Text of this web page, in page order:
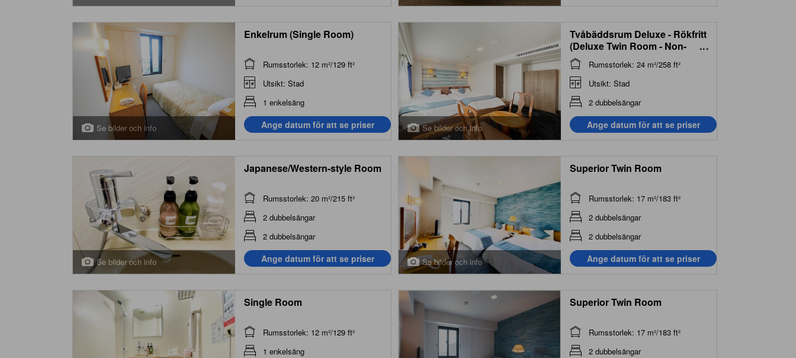
Se bilder och info
Enkelrum (Single Room)
Rumsstorlek: 12 m²/129 ft²
Utsikt: Stad
1 enkelsäng
Ange datum för att se priser Se bilder och info
Tvåbäddsrum Deluxe - Rökfritt
(Deluxe Twin Room - Non-
Smoking)
...
Rumsstorlek: 24 m²/258 ft²
Utsikt: Stad
2 dubbelsängar
Ange datum för att se priser
Se bilder och info
Japanese/Western-style Room
Rumsstorlek: 20 m²/215 ft²
2 dubbelsängar
2 dubbelsängar
Ange datum för att se priser Se bilder och info
Superior Twin Room
Rumsstorlek: 17 m²/183 ft²
2 dubbelsängar
2 dubbelsängar
Ange datum för att se priser
Single Room
Rumsstorlek: 12 m²/129 ft²
1 enkelsäng
Superior Twin Room
Rumsstorlek: 17 m²/183 ft²
2 dubbelsängar